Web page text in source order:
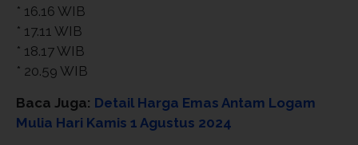
* 16.16 WIB
* 17.11 WIB
* 18.17 WIB
* 20.59 WIB
Baca Juga: Detail Harga Emas Antam Logam
Mulia Hari Kamis 1 Agustus 2024